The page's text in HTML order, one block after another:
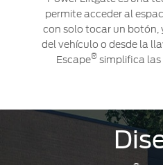
permite acceder al
con solo tocar un botón,
del vehículo o desde la
Escape® simplifica las